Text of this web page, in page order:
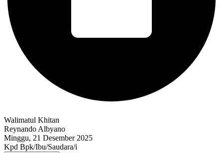
Walimatul Khitan
Reynando Albyano
Minggu, 21 Desember 2025
Kpd Bpk/Ibu/Saudara/i